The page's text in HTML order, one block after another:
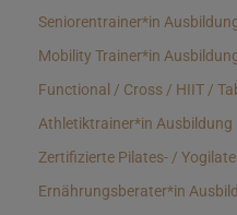
Seniorentrainer*in
Mobility Trainer*in
Functional / Cross / HIIT /
Athletiktrainer*in Ausbildung
Zertifizierte Pilates- /
Ernährungsberater*in